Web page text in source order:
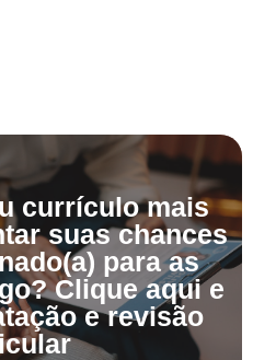
currículo mais
suas chances
para as
Clique aqui e
e revisão